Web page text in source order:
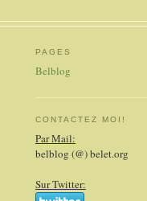
PAGES
Belblog
CONTACTEZ MOI!
Par Mail:
belblog (@) belet.org
Sur Twitter: